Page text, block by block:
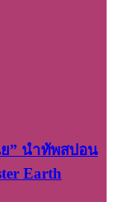
” นำทัพสปอน
Earth